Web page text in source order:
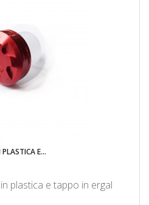
E...
plastica e tappo in ergal